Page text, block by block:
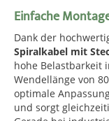
Einfache
Dank der
Spiralkabel mit
hohe Belastbarkeit
Wendellänge von
optimale
und sorgt